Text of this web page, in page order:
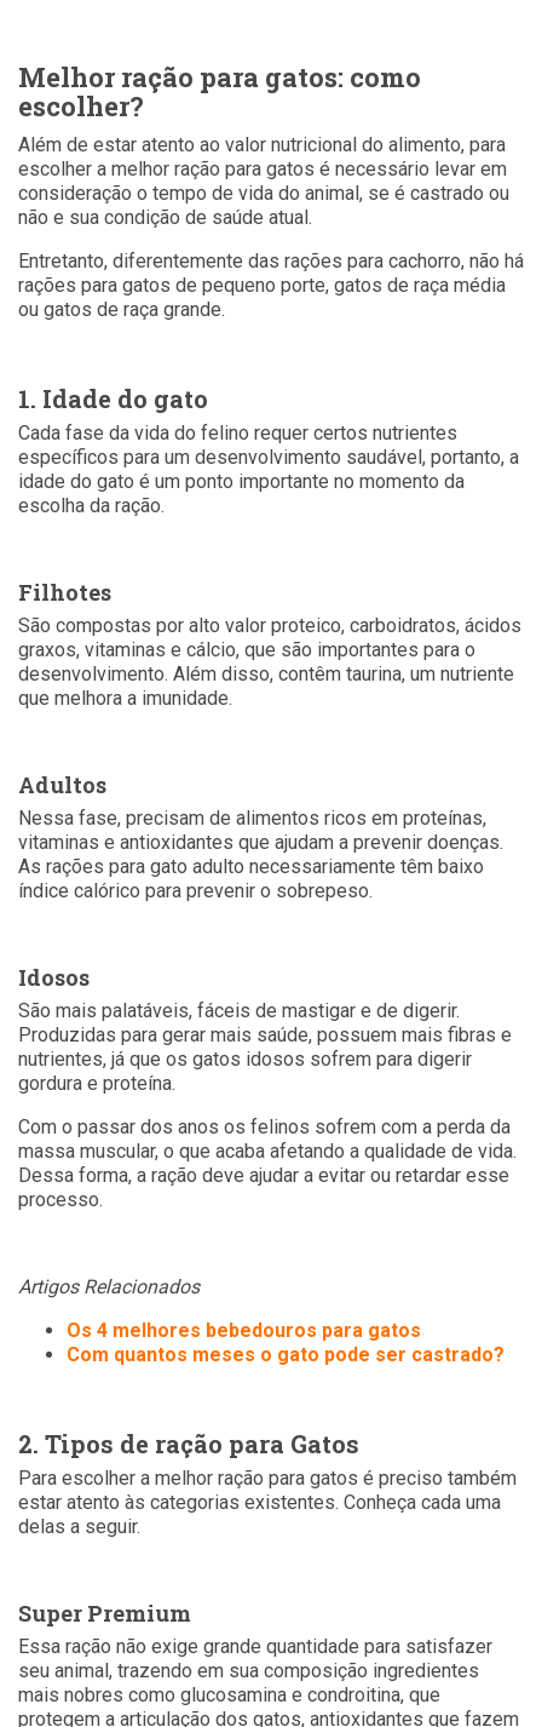
Melhor ração para gatos: como
escolher?
Além de estar atento ao valor nutricional do alimento, para
escolher a melhor ração para gatos é necessário levar em
consideração o tempo de vida do animal, se é castrado ou
não e sua condição de saúde atual.
Entretanto, diferentemente das rações para cachorro, não há
rações para gatos de pequeno porte, gatos de raça média
ou gatos de raça grande.
1. Idade do gato
Cada fase da vida do felino requer certos nutrientes
específicos para um desenvolvimento saudável, portanto, a
idade do gato é um ponto importante no momento da
escolha da ração.
Filhotes
São compostas por alto valor proteico, carboidratos, ácidos
graxos, vitaminas e cálcio, que são importantes para o
desenvolvimento. Além disso, contêm taurina, um nutriente
que melhora a imunidade.
Adultos
Nessa fase, precisam de alimentos ricos em proteínas,
vitaminas e antioxidantes que ajudam a prevenir doenças.
As rações para gato adulto necessariamente têm baixo
índice calórico para prevenir o sobrepeso.
Idosos
São mais palatáveis, fáceis de mastigar e de digerir.
Produzidas para gerar mais saúde, possuem mais fibras e
nutrientes, já que os gatos idosos sofrem para digerir
gordura e proteína.
Com o passar dos anos os felinos sofrem com a perda da
massa muscular, o que acaba afetando a qualidade de vida.
Dessa forma, a ração deve ajudar a evitar ou retardar esse
processo.
Artigos Relacionados
Os 4 melhores bebedouros para gatos
Com quantos meses o gato pode ser castrado?
2. Tipos de ração para Gatos
Para escolher a melhor ração para gatos é preciso também
estar atento às categorias existentes. Conheça cada uma
delas a seguir.
Super Premium
Essa ração não exige grande quantidade para satisfazer
seu animal, trazendo em sua composição ingredientes
mais nobres como glucosamina e condroitina, que
protegem a articulação dos gatos, antioxidantes que fazem